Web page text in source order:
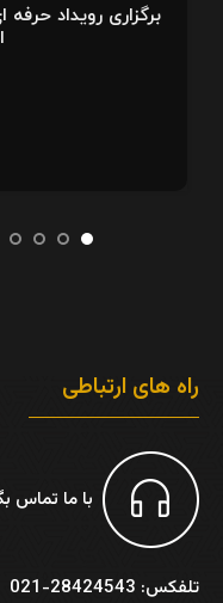
برگزاری رویداد حرفه‌
راه های ارتباطی
با ما تماس
تلفکس: 28424543-021